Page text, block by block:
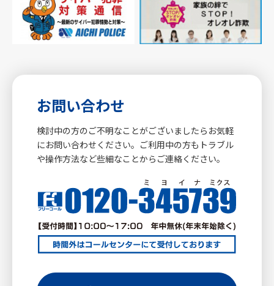
お問い合わせ
検討中の方のご不明なことがございましたらお気軽
にお問い合わせください。ご利用中の方もトラブル
や操作方法など些細なことからご連絡ください。